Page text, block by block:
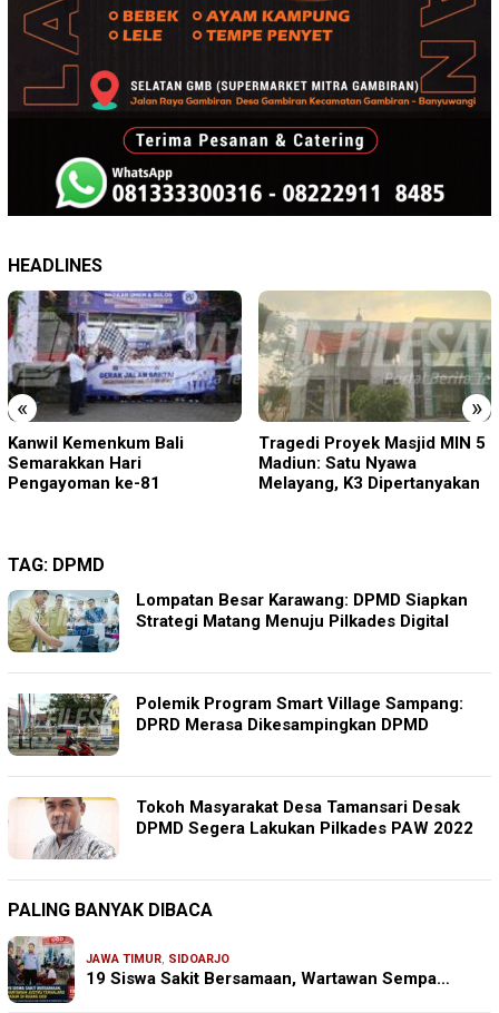
HEADLINES
« »
Tragedi Proyek Masjid MIN 5
Madiun: Satu Nyawa
Melayang, K3 Dipertanyakan
KA BIAS Terhenti, Lima KA
Ikut Terdampak, KAI Daop 7
Gerak Cepat Pulihkan
TAG: DPMD
Lompatan Besar Karawang: DPMD Siapkan
Strategi Matang Menuju Pilkades Digital
Polemik Program Smart Village Sampang:
DPRD Merasa Dikesampingkan DPMD
Tokoh Masyarakat Desa Tamansari Desak
DPMD Segera Lakukan Pilkades PAW 2022
PALING BANYAK DIBACA
JAWA TIMUR, SIDOARJO
19 Siswa Sakit Bersamaan, Wartawan Sempa…